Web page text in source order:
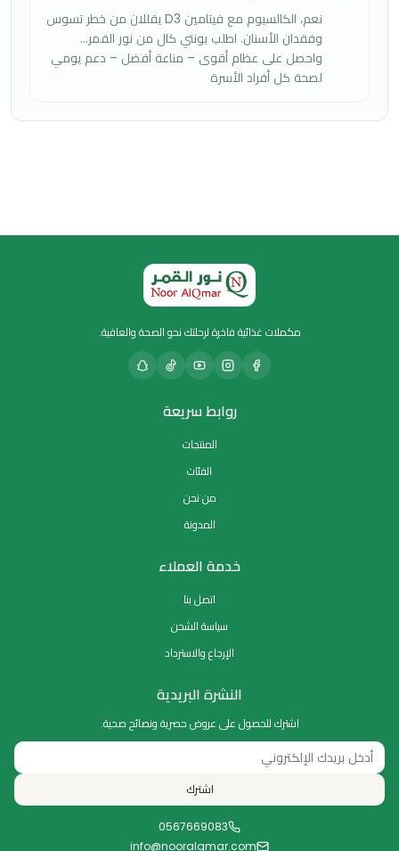
نعم، الكالسيوم مع فيتامين D3 يقللان من خطر تسوس
وفقدان الأسنان. اطلب بونتي كال من نور القمر…
واحصل على عظام أقوى – مناعة أفضل – دعم يومي
لصحة كل أفراد الأسرة
مكملات غذائية فاخرة لرحلتك نحو الصحة والعافية.
روابط سريعة
المنتجات
الفئات
من نحن
المدونة
خدمة العملاء
اتصل بنا
سياسة الشحن
الإرجاع والاسترداد
النشرة البريدية
اشترك للحصول على عروض حصرية ونصائح صحية.
اشترك
0567669083
info@nooralqmar.com